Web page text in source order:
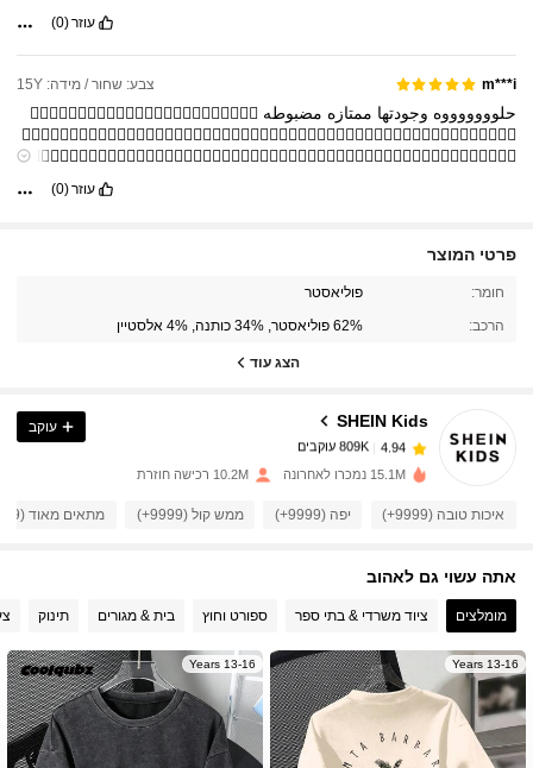
עוזר(0)
m***i צבע: שחור / מידה: 15Y
حلوووووووه وجودتها ممتازه مضبوطه 👍🏻👍🏻👍🏻👍🏻👍🏻👍🏻👍🏻👍🏻👍🏻👍🏻👍🏻👍🏻
👍🏻👍🏻👍🏻👍🏻👍🏻👍🏻👍🏻👍🏻👍🏻👍🏻👍🏻👍🏻👍🏻👍🏻👍🏻👍🏻👍🏻👍🏻👍🏻👍🏻👍🏻👍🏻👍🏻👍🏻👍🏻👍🏻
👍🏻👍🏻👍🏻👍🏻👍🏻👍🏻👍🏻👍🏻👍🏻👍🏻👍🏻👍🏻👍🏻👍🏻👍🏻👍🏻👍🏻👍🏻👍🏻👍🏻👍🏻👍🏻👍🏻👍🏻👍🏻👍🏻
עוזר(0)
פרטי המוצר
חומר: פוליאסטר
הרכב: 62% פוליאסטר, 34% כותנה, 4% אלסטיין
הצג עוד
SHEIN Kids
809K עוקבים
4.94 809K עוקבים
4.94 809K עוקבים
4.94 809K עוקבים
4.94 809K עוקבים
עוקב
15.1M נמכרו לאחרונה 10.2M רכישה חוזרת
איכות טובה (9999+) יפה (9999+) ממש קול (9999+) מתאים מאוד (9999+)
אתה עשוי גם לאהוב
מומלצים ציוד משרדי & בתי ספר ספורט וחוץ בית & מגורים תינוק
13-16 Years
13-16 Years